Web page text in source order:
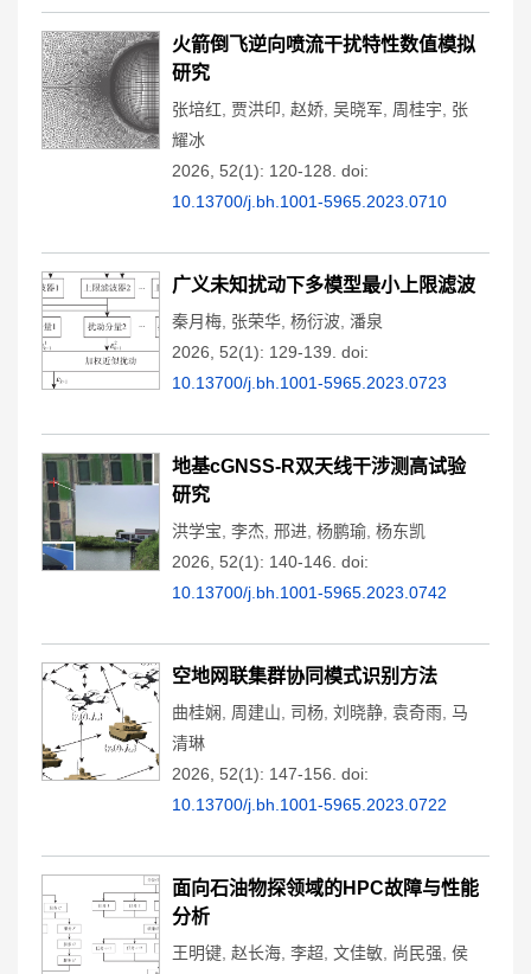
火箭倒飞逆向喷流干扰特性数值模拟
研究
张培红 贾洪印 赵娇 吴晓军 周桂宇
张
耀冰
2026, 52(1): 120-128. doi:
10.13700/j.bh.1001-5965.2023.0710
广义未知扰动下多模型最小上限滤波
秦月梅 张荣华 杨衍波 潘泉
2026, 52(1): 129-139. doi:
10.13700/j.bh.1001-5965.2023.0723
地基cGNSS-R双天线干涉测高试验
研究
洪学宝 李杰 邢进 杨鹏瑜 杨东凯
2026, 52(1): 140-146. doi:
10.13700/j.bh.1001-5965.2023.0742
空地网联集群协同模式识别方法
曲桂娴 周建山 司杨 刘晓静 袁奇雨 马
清琳
2026, 52(1): 147-156. doi:
10.13700/j.bh.1001-5965.2023.0722
面向石油物探领域的HPC故障与性能
分析
王明键 赵长海 李超 文佳敏 尚民强 侯